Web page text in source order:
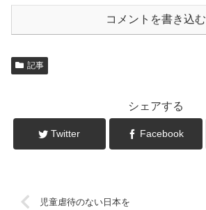
コメントを書き込む
記事
シェアする
Twitter Facebook
児童虐待のない日本を